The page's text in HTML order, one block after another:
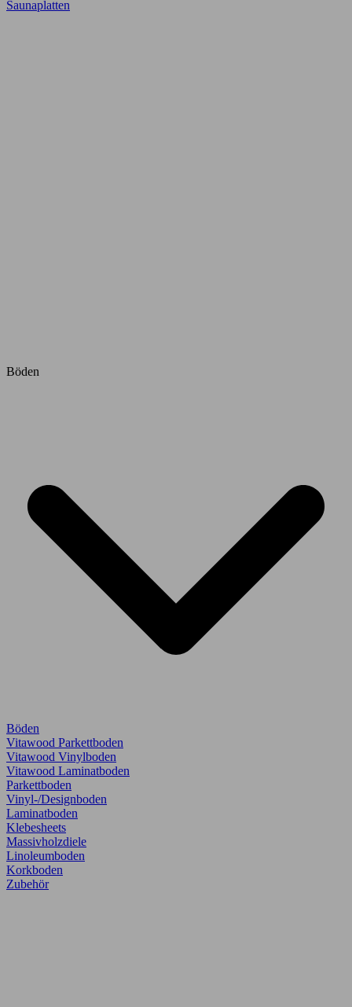
Saunaplatten
Böden
Böden
Vitawood Parkettboden
Vitawood Vinylboden
Vitawood Laminatboden
Parkettboden
Vinyl-/Designboden
Laminatboden
Klebesheets
Massivholzdiele
Linoleumboden
Korkboden
Zubehör